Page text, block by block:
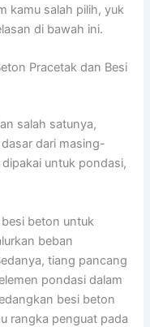
kamu salah pilih, yuk
di bawah ini.
Pracetak dan Besi
salah satunya,
dari masing-
untuk pondasi,
beton untuk
beban
tiang pancang
pondasi dalam
besi beton
rangka penguat pada